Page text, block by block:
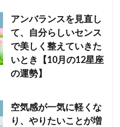
アンバランスを見直し
て、自分らしいセンス
で美しく整えていきた
いとき【10月の12星座
の運勢】
空気感が一気に軽くな
り、やりたいことが増